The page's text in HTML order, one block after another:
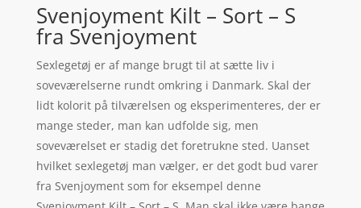
Svenjoyment Kilt – Sort – S
fra Svenjoyment
Sexlegetøj er af mange brugt til at sætte liv i
soveværelserne rundt omkring i Danmark. Skal der
lidt kolorit på tilværelsen og eksperimenteres, der er
mange steder, man kan udfolde sig, men
soveværelset er stadig det foretrukne sted. Uanset
hvilket sexlegetøj man vælger, er det godt bud varer
fra Svenjoyment som for eksempel denne